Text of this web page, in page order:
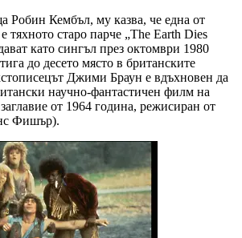
Робин Кембъл, му казва, че една от
старо парче „The Earth Dies
като сингъл през октомври 1980
до десето място в британските
Джими Браун е вдъхновен да
научно-фантастичен филм на
от 1964 година, режисиран от
Фишър).